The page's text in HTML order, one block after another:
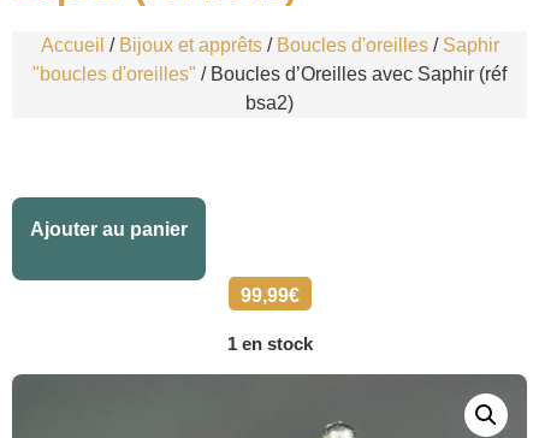
Accueil / Bijoux et apprêts/ Boucles d'oreilles/ Saphir
"boucles d'oreilles" / Boucles d’Oreilles avec Saphir (réf
bsa2)
99,99€
1 en stock
Ajouter au panier